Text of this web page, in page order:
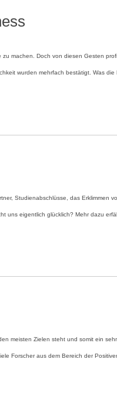
machen. Doch von diesen Gesten
wurden mehrfach bestätigt. Was
Studienabschlüsse, das Erklimmen
eigentlich glücklich? Mehr dazu
meisten Zielen steht und somit ein
Forscher aus dem Bereich der